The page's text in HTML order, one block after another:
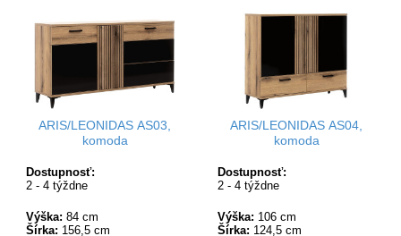
ARIS/LEONIDAS AS03,
komoda
Dostupnosť:
2 - 4 týždne
Výška: 84 cm
Šírka: 156,5 cm
ARIS/LEONIDAS AS04,
komoda
Dostupnosť:
2 - 4 týždne
Výška: 106 cm
Šírka: 124,5 cm